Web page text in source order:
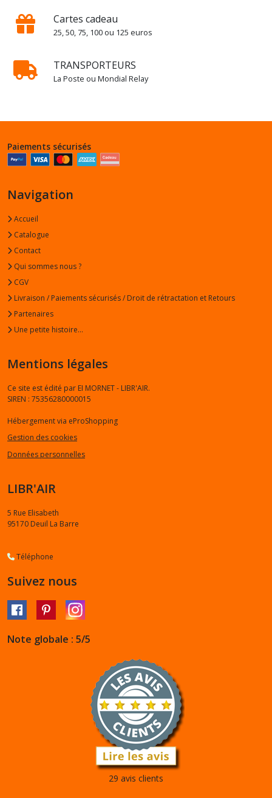
Cartes cadeau
25, 50, 75, 100 ou 125 euros
TRANSPORTEURS
La Poste ou Mondial Relay
Paiements sécurisés
Navigation
Accueil
Catalogue
Contact
Qui sommes nous ?
CGV
Livraison / Paiements sécurisés / Droit de rétractation et Retours
Partenaires
Une petite histoire...
Mentions légales
Ce site est édité par EI MORNET - LIBR'AIR.
SIREN : 75356280000015
Hébergement via eProShopping
Gestion des cookies
Données personnelles
LIBR'AIR
5 Rue Elisabeth
95170 Deuil La Barre
Téléphone
Suivez nous
Note globale : 5/5
29 avis clients